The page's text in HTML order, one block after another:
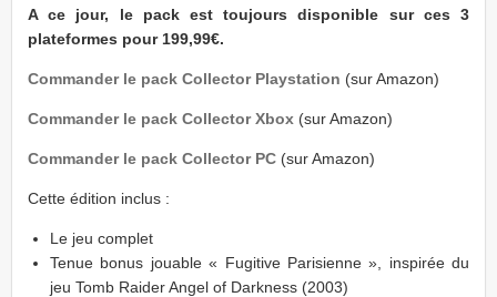
A ce jour, le pack est toujours disponible sur ces 3
plateformes pour 199,99€.
Commander le pack Collector Playstation (sur Amazon)
Commander le pack Collector Xbox (sur Amazon)
Commander le pack Collector PC (sur Amazon)
Cette édition inclus :
Le jeu complet
Tenue bonus jouable « Fugitive Parisienne », inspirée du
jeu Tomb Raider Angel of Darkness (2003)